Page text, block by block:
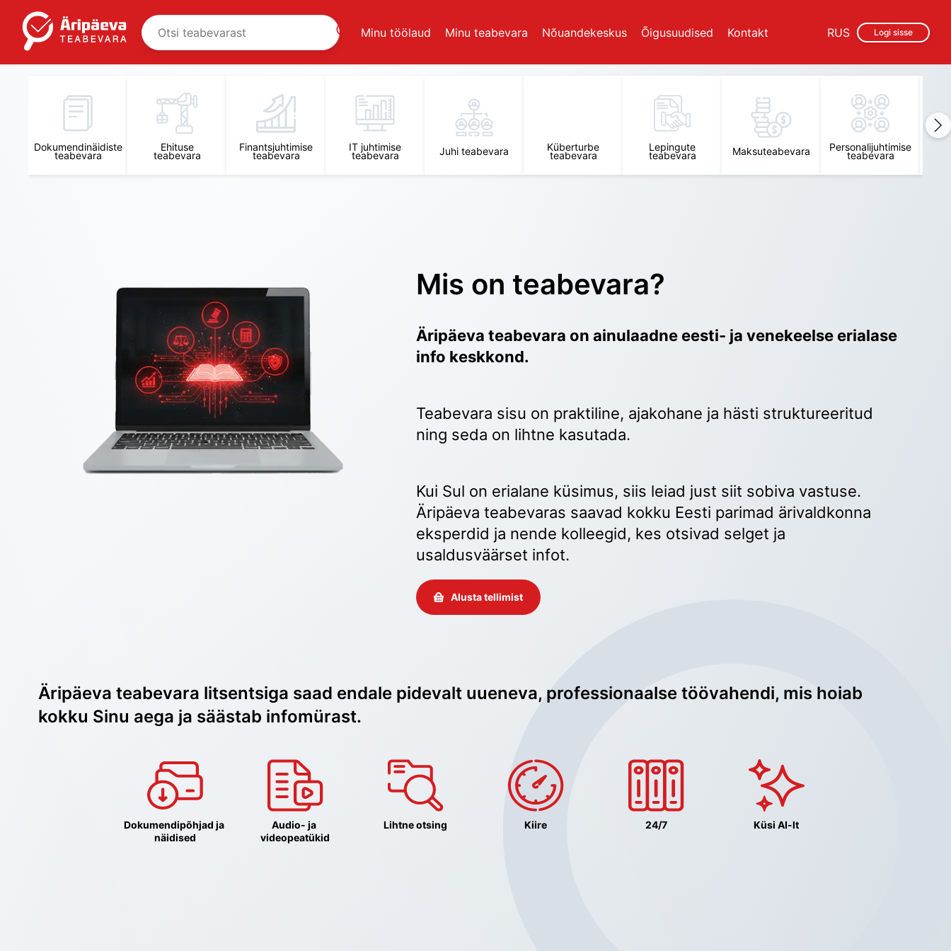
Minu töölaud Minu teabevara Nõuandekeskus Õigusuudised Kontakt Logi sisse
RUS
Dokumendinäidiste
teabevara
Ehituse
teabevara
Finantsjuhtimise
teabevara
IT juhtimise
teabevara Juhi teabevara Küberturbe
teabevara
Lepingute
teabevara Maksuteabevara Personalijuhtimise
teabevara
Mis on teabevara?
Äripäeva teabevara on ainulaadne eesti- ja venekeelse erialase
info keskkond.
Teabevara sisu on praktiline, ajakohane ja hästi struktureeritud
ning seda on lihtne kasutada.
Kui Sul on erialane küsimus, siis leiad just siit sobiva vastuse.
Äripäeva teabevaras saavad kokku Eesti parimad ärivaldkonna
eksperdid ja nende kolleegid, kes otsivad selget ja
usaldusväärset infot.
Alusta tellimist
Äripäeva teabevara litsentsiga saad endale pidevalt uueneva, professionaalse töövahendi, mis hoiab
kokku Sinu aega ja säästab infomürast.
Dokumendipõhjad ja
näidised
Audio- ja
videopeatükid
Lihtne otsing Kiire 24/7 Küsi AI-lt